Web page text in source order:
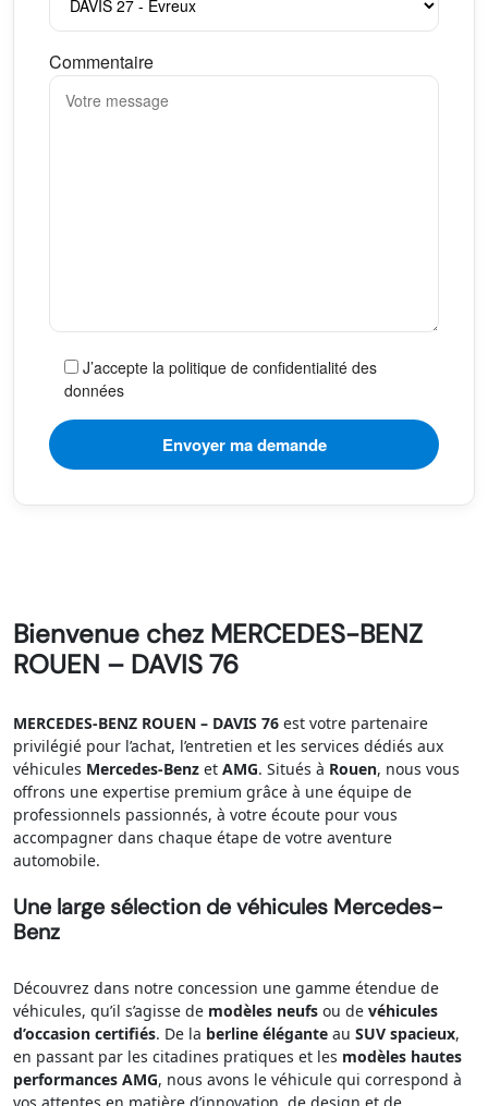
Commentaire
J’accepte la politique de confidentialité des
données
Bienvenue chez MERCEDES-BENZ
ROUEN – DAVIS 76
MERCEDES-BENZ ROUEN – DAVIS 76 est votre partenaire
privilégié pour l’achat, l’entretien et les services dédiés aux
véhicules Mercedes-Benz et AMG. Situés à Rouen, nous vous
offrons une expertise premium grâce à une équipe de
professionnels passionnés, à votre écoute pour vous
accompagner dans chaque étape de votre aventure
automobile.
Une large sélection de véhicules Mercedes-
Benz
Découvrez dans notre concession une gamme étendue de
véhicules, qu’il s’agisse de modèles neufs ou de véhicules
d’occasion certifiés. De la berline élégante au SUV spacieux,
en passant par les citadines pratiques et les modèles hautes
performances AMG, nous avons le véhicule qui correspond à